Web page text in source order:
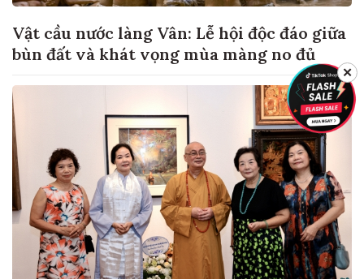
Vật cầu nước làng Vân: Lễ hội độc đáo giữa
bùn đất và khát vọng mùa màng no đủ
✕